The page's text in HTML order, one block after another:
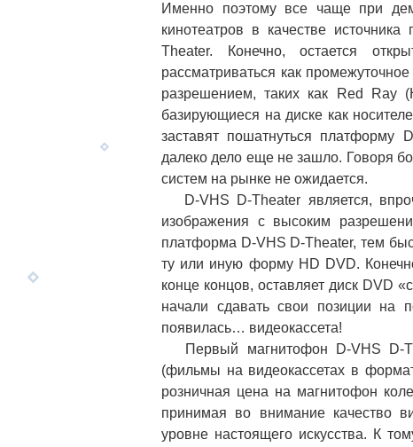
Именно поэтому все чаще при
кинотеатров в качестве
Theater. Конечно, остается
рассматриваться как
разрешением, таких как Red Ray
базирующиеся на диске как
заставят пошатнуться платформу
далеко дело еще не зашло. Говоря
систем на рынке не ожидается.
D-VHS D-Theater является,
изображения с высоким
платформа D-VHS D-Theater, тем
ту или иную форму HD DVD.
конце концов, оставляет диск DVD
начали сдавать свои позиции на
появилась… видеокассета!
Первый магнитофон D-VHS D-
(фильмы на видеокассетах в
розничная цена на магнитофон
принимая во внимание качество
уровне настоящего искусства. К